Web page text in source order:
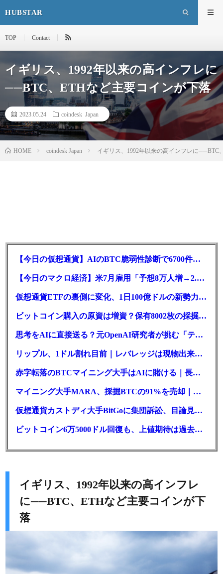
HUBSTAR
TOP Contact
イギリス、1992年以来の高インフレに
──BTC、ETHなど主要コインが下落
2023.05.24 coindesk Japan
HOME coindesk Japan イギリス、1992年以来の高インフレに──BTC
【今日の仮想通貨】AIのBTC脆弱性診断で6700件の指摘。赤字マイニング企業はAIに賭ける
【今日のマクロ経済】米7月雇用「予想8万人増→2.3万人減」で利上げ観測後退
仮想通貨ETFの裏側に変化、1日100億ドルの新勢力がSEC登録
ビットコイン購入の原資は増資？保有8002枚の採掘企業の実態とは
思考をAIに直接送る？元OpenAI研究者が挑む「テレパシー」開発とは
リップル、1ドル割れ目前｜レバレッジは現物出来高の6倍超
赤字転落のBTCマイニング大手はAIに賭ける｜長期負債17.8億ドル
マイニング大手MARA、採掘BTCの91%を売却｜純損失6億ドル
仮想通貨カストディ大手BitGoに集団訴訟、目論見書が争点に
ビットコイン6万5000ドル回復も、上値期待は過去最低の23%
イギリス、1992年以来の高インフレ
に──BTC、ETHなど主要コインが下
落